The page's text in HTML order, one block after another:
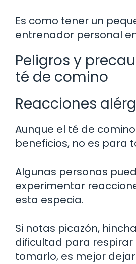
Es como tener un
entrenador personal
Peligros y
té de comino
Reacciones
Aunque el té de
beneficios, no es para
Algunas personas
experimentar
esta especia.
Si notas picazón,
dificultad para respirar
tomarlo, es mejor